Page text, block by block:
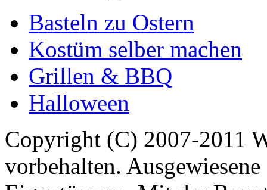
Basteln zu Ostern
Kostüm selber machen
Grillen & BBQ
Halloween
Copyright (C) 2007-2011
vorbehalten.